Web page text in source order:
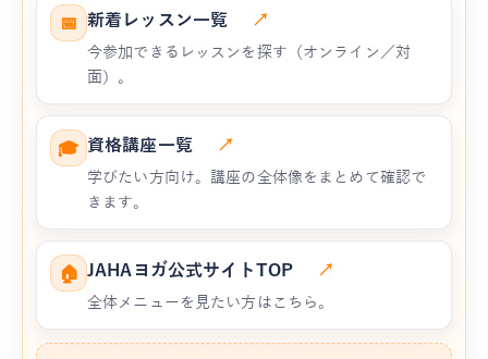
📅 新着レッスン一覧 ↗
今参加できるレッスンを探す（オンライン／対
面）。
🎓 資格講座一覧 ↗
学びたい方向け。講座の全体像をまとめて確認で
きます。
🏠 JAHAヨガ公式サイトTOP ↗
全体メニューを見たい方はこちら。